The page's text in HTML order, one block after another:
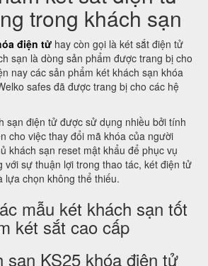
trong khách sạn
điện tử hay còn gọi là két sắt điện tử
sạn là dòng sản phẩm được trang bị cho
nay các sản phẩm két khách sạn khóa
safes đã được trang bị cho các hệ
sạn điện tử được sử dụng nhiều bởi tính
cho việc thay đổi mã khóa của người
khách sạn reset mật khẩu để phục vụ
với sự thuận lợi trong thao tác, két điện tử
lựa chọn không thể thiếu.
mẫu két khách sạn tốt
két sắt cao cấp
sạn KS25 khóa điện tử